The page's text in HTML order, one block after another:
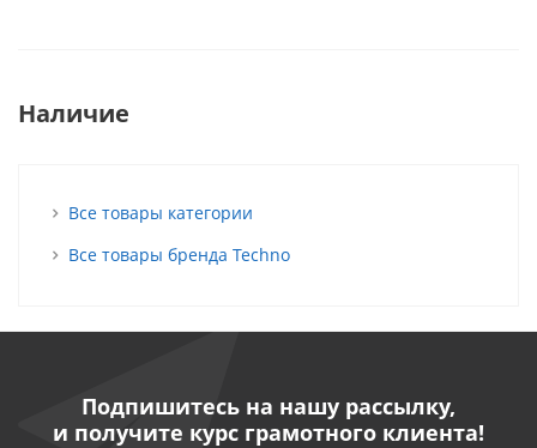
Наличие
Все товары категории
Все товары бренда Techno
Подпишитесь на нашу рассылку,
и получите курс грамотного клиента!